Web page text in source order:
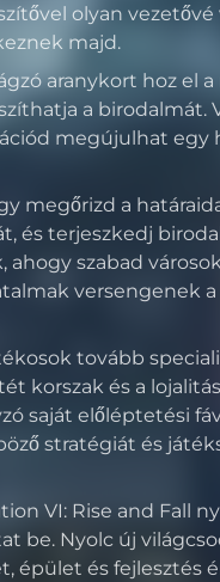
olyan vezetővé
majd.
aranykort hoz el
a birodalmát.
megújulhat egy
megőrizd a
és terjeszkedj
szabad
versengenek a
tovább
korszak és a
saját előléptetési
stratégiát és
VI: Rise and Fall
be. Nyolc új
épület és fejlesztés